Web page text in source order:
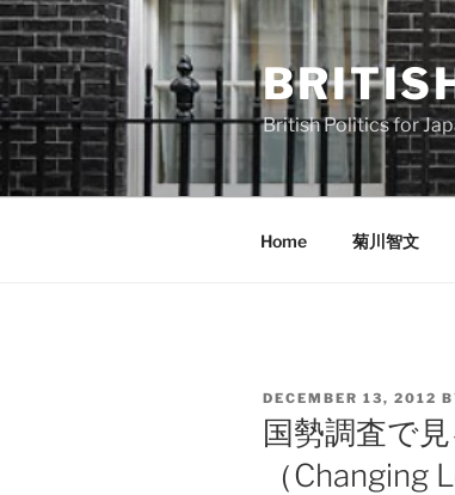
Skip
to
content
British Politics for
Home 菊川智文
POSTED
ON
DECEMBER 13, 2012
国勢調査で
（Changing